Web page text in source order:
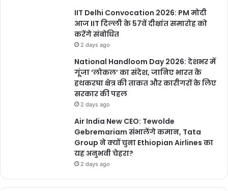
सर्वाधिक गिरावट जगदलपुर में 4.2 डिग्री, पेंड्रा रोड में 2.7, अंबिकापुर में दो
डिग्री, रायपुर में 0.7, दुर्ग में 0.6 और बिलासपुर में यह सामान्य औसत से 0.4
डिग्री सेल्सियस तक कम रहा।
बारिश से मौसम हुआ खुशनुमा
बारिश की वजह से तापमान गिर गया है, इससे लोगों को गर्मी से राहत मिली है। गर्मी
और उमस से लोग परेशान हो चुके थे। इधर किसानों ने भी बोवनी की तैयारी शुरू
Vanshika Pandey
IIT Delhi Convocation 2026: PM मोदी
आज IIT दिल्ली के 57वें दीक्षांत समारोह को
करेंगे संबोधित
2 days ago
National Handloom Day 2026: देशभर में
गूंजा ‘लोकल’ का संदेश, जानिए भारत के
हथकरघा क्षेत्र की ताकत और कारीगरों के लिए
सरकार की पहल
2 days ago
Air India New CEO: Tewolde
Gebremariam संभालेंगे कमान, Tata
Group ने क्यों चुना Ethiopian Airlines का
यह अनुभवी चेहरा?
2 days ago